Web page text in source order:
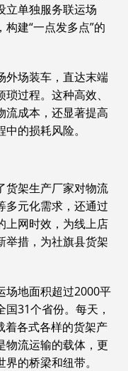
立单独服务联运场
建“一点发多点”的
外场装车，直达末端
过程。这种高效、
流成本，还显著提高
的损耗风险。
货架生产厂家对物流
多元化需求，还通过
上网时效，为线上店
举措，为社旗县货架
场地面积超过2000平
31个省份。每天，
着各式各样的货架产
物流运输的载体，更
的桥梁和纽带。